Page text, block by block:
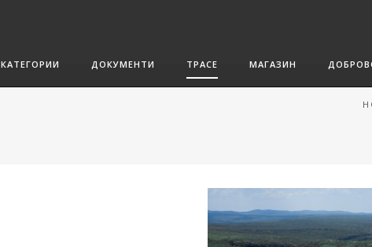
КАТЕГОРИИ ДОКУМЕНТИ ТРАСЕ МАГАЗИН